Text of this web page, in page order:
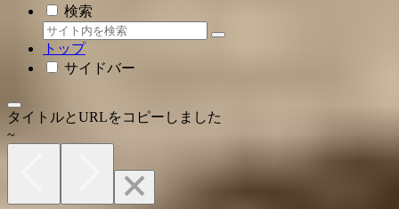
検索
トップ
サイドバー
タイトルとURLをコピーしました
~